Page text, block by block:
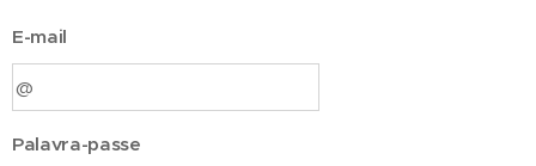
E-mail
Palavra-passe